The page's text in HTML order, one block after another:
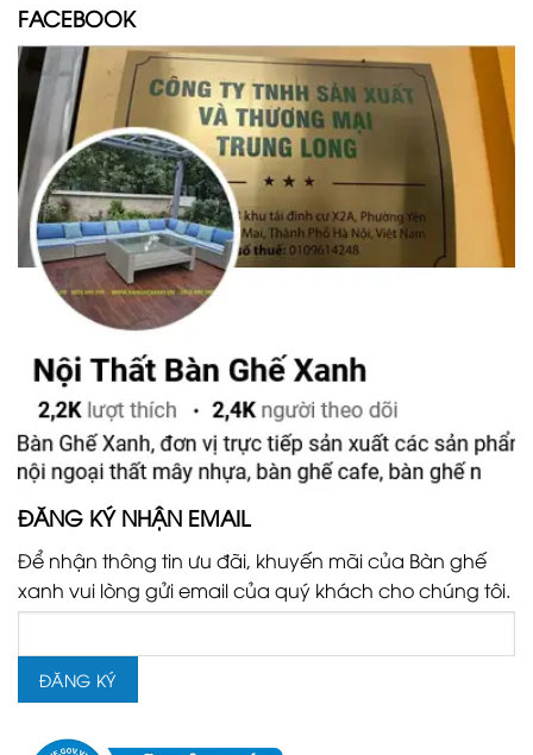
FACEBOOK
ĐĂNG KÝ NHẬN EMAIL
Để nhận thông tin ưu đãi, khuyến mãi của Bàn ghế
xanh vui lòng gửi email của quý khách cho chúng tôi.